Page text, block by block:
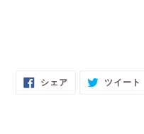
シェアFACEBOOKツイート